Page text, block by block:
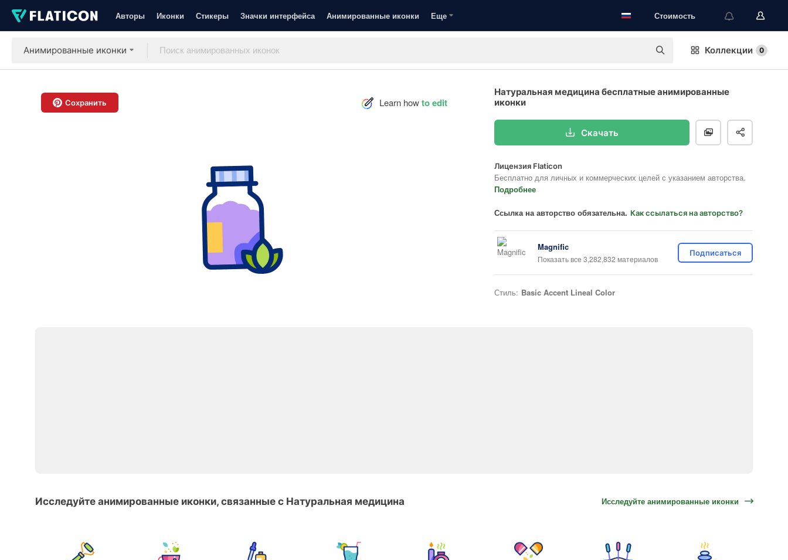
Авторы Иконки Стикеры Значки интерфейса Анимированные иконки Еще Стоимость
Анимированные иконки Коллекции 0
Сохранить Learn howto edit
Натуральная медицина бесплатные анимированные
иконки
Скачать
Лицензия Flaticon
Бесплатно для личных и коммерческих целей с указанием авторства.
Подробнее
Ссылка на авторство обязательна. Как ссылаться на авторство?
Magnific
Показать все 3,282,832 материалов
Подписаться
Стиль: Basic Accent Lineal Color
Исследуйте анимированные иконки, связанные с Натуральная медицина Исследуйте анимированные иконки